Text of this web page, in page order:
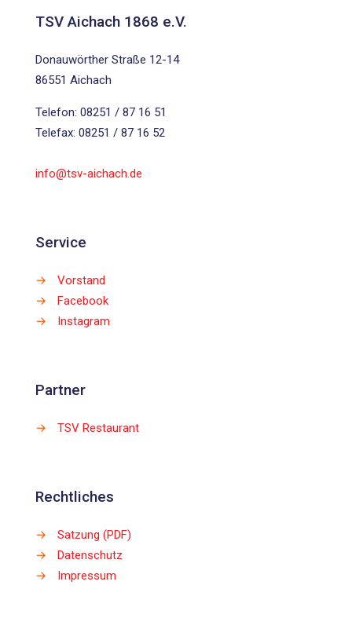
TSV Aichach 1868 e.V.
Donauwörther Straße 12-14
86551 Aichach
Telefon: 08251 / 87 16 51
Telefax: 08251 / 87 16 52
info@tsv-aichach.de
Service
→
Vorstand
→
Facebook
→
Instagram
Partner
→ TSV Restaurant
Rechtliches
→
Satzung (PDF)
→
Datenschutz
→
Impressum